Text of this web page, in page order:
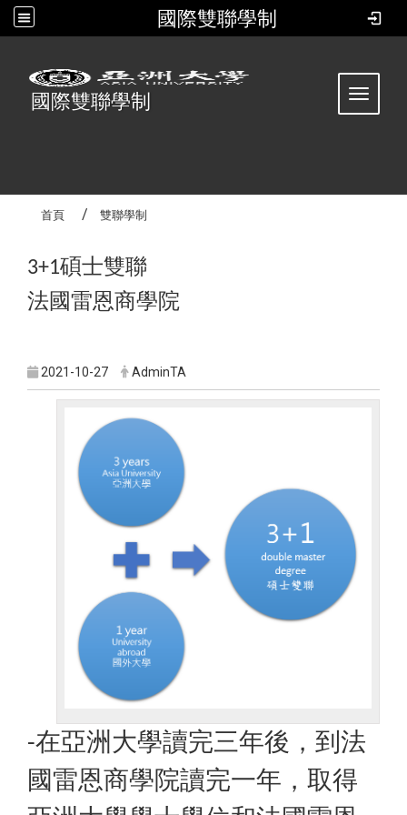
國際雙聯學制
Toggle
國際雙聯學制
首頁 雙聯學制
3+1碩士雙聯
法國雷恩商學院
2021-10-27 AdminTA
-在亞洲大學讀完三年後，到法
國雷恩商學院讀完一年，取得